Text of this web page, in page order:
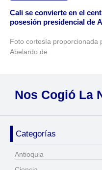
Cali se convierte en el
posesión presidencial de
Foto cortesía proporcionada
Abelardo de
Nos Cogió La
Categorías
Antioquia